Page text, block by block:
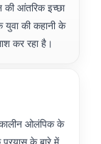
की आंतरिक इच्छा
की कहानी के
कर रहा है।
ओलंपिक के